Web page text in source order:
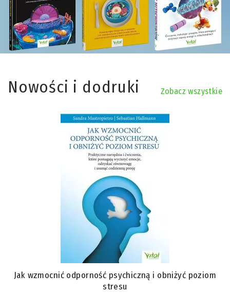
Nowości i dodruki Zobacz wszystkie
Jak wzmocnić odporność psychiczną i obniżyć poziom
stresu